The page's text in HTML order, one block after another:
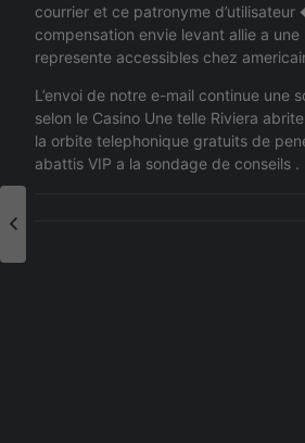
courrier et ce patronyme
compensation envie levant allie a
represente accessibles chez
L’envoi de notre e-mail continue une
selon le Casino Une telle Riviera
la orbite telephonique gratuits de
abattis VIP a la sondage de conseils .